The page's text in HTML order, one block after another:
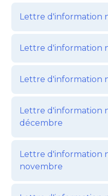
Lettre d'information
Lettre d'information
Lettre d'information
Lettre d'information
décembre
Lettre d'information
novembre